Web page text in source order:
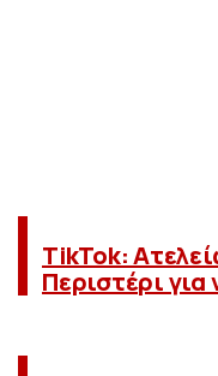
TikTok:
Περιστέρι